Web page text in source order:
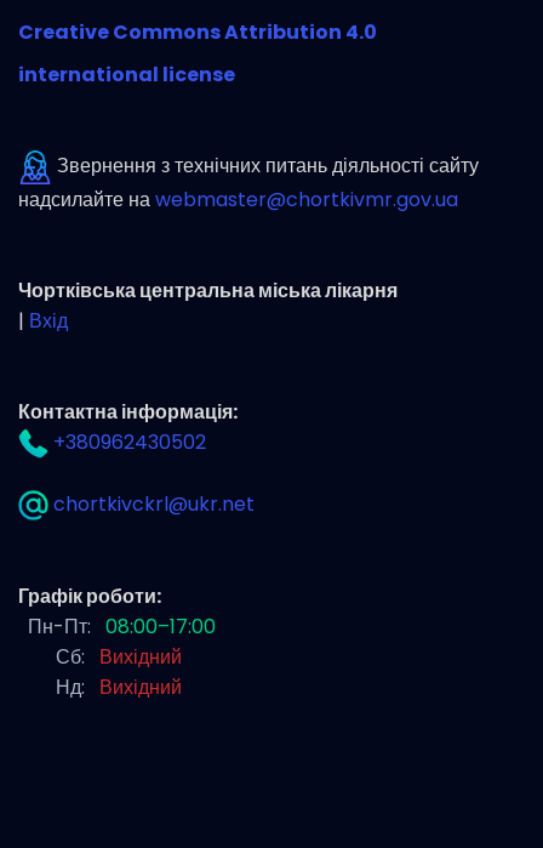
Creative Commons Attribution 4.0
international license
Звернення з технічних питань діяльності сайту
надсилайте наwebmaster@chortkivmr.gov.ua
Чортківська центральна міська лікарня
| Вхід
Контактна інформація:
+380962430502
chortkivckrl@ukr.net
Графік роботи:
Пн-Пт: 08:00–17:00
Сб:
Вихідний
Нд:
Вихідний